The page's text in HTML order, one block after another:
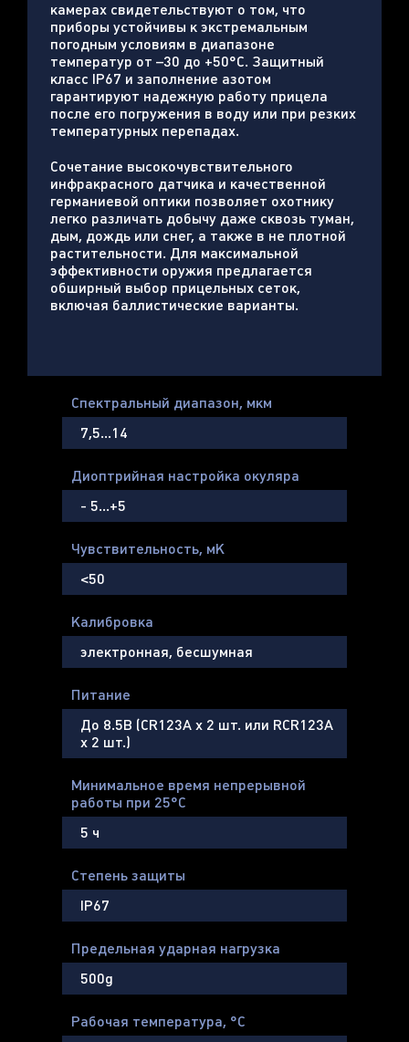
камерах свидетельствуют о том, что
приборы устойчивы к экстремальным
погодным условиям в диапазоне
температур от –30 до +50°С. Защитный
класс IP67 и заполнение азотом
гарантируют надежную работу прицела
после его погружения в воду или при резких
температурных перепадах.
Сочетание высокочувствительного
инфракрасного датчика и качественной
германиевой оптики позволяет охотнику
легко различать добычу даже сквозь туман,
дым, дождь или снег, а также в не плотной
растительности. Для максимальной
эффективности оружия предлагается
обширный выбор прицельных сеток,
включая баллистические варианты.
Спектральный диапазон, мкм
7,5…14
Диоптрийная настройка окуляра
- 5…+5
Чувствительность, мК
<50
Калибровка
электронная, бесшумная
Питание
До 8.5В (CR123A х 2 шт. или RCR123A
х 2 шт.)
Минимальное время непрерывной
работы при 25°С
5 ч
Степень защиты
IP67
Предельная ударная нагрузка
500g
Рабочая температура, °С